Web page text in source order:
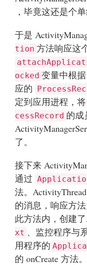
，毕竟这还是个
于是
tion 方法响应这
ocked 变量中根
应的
定到应用进程，将
cessRecord 的成
了。
接下来
通过
法。
的消息，响应方
此方法内，创建
xt 、监控程序与
用程序的
的 onCreate 方法。